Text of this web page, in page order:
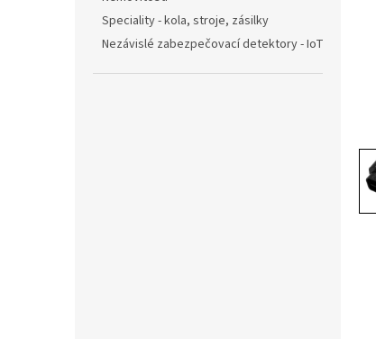
Speciality - kola, stroje, zásilky
Nezávislé zabezpečovací detektory - IoT